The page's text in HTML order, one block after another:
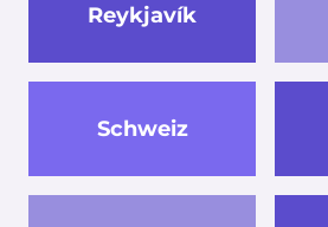
Reykjavík
Schweiz